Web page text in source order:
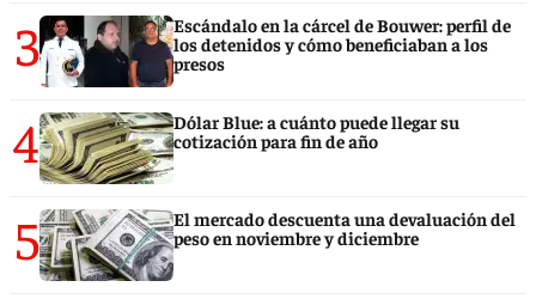
3
Escándalo en la cárcel de Bouwer: perfil de
los detenidos y cómo beneficiaban a los
presos
4
Dólar Blue: a cuánto puede llegar su
cotización para fin de año
5
El mercado descuenta una devaluación del
peso en noviembre y diciembre